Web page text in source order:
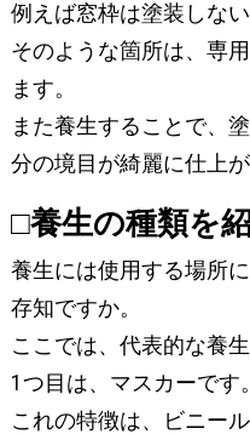
例えば窓枠は塗装しな
そのような箇所は、専
ます。
また養生することで、
分の境目が綺麗に仕上が
□養生の種類を
養生には使用する場所
存知ですか。
ここでは、代表的な養
1つ目は、マスカーです。
これの特徴は、ビニー